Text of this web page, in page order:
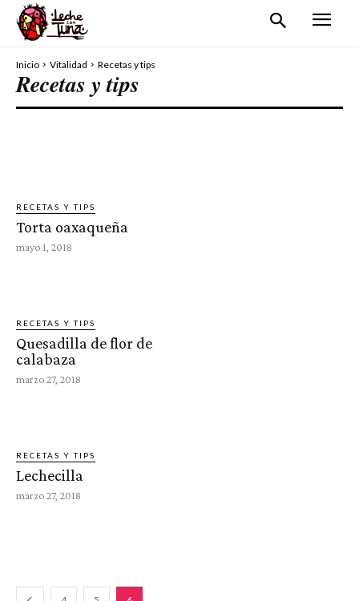
Inicio Vitalidad Recetas y tips
Recetas y tips
RECETAS Y TIPS
Torta oaxaqueña
mayo 1, 2018
RECETAS Y TIPS
Quesadilla de flor de
calabaza
marzo 27, 2018
RECETAS Y TIPS
Lechecilla
marzo 27, 2018